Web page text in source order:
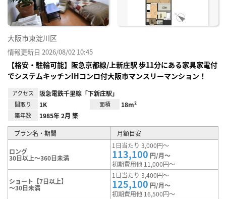
大阪市東淀川区
情報更新日 2026/08/02 10:45
【格安・駐輪可能】阪急京都線/上新庄駅 歩11分にある家具家電付
でシステムキッチンIHコンロ付大阪市マンスリーマンション！
アクセス 阪急電鉄千里線「下新庄駅」
間取り 1K 面積 18m²
築年数 1985年 2月 築
プラン名・期間 月額目安
ロング
30日以上～360日未満
1日当たり 3,000円～
113,100 円/月～
初期費用他 11,000円～
ショート【7日以上】
～30日未満
1日当たり 3,400円～
125,100 円/月～
初期費用他 16,500円～